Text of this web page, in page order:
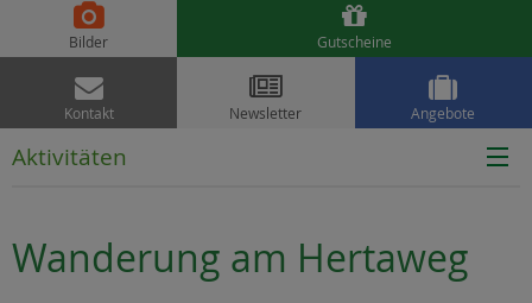

Bilder

Gutscheine

Kontakt

Newsletter

Angebote
Aktivitäten
Wanderung am Hertaweg